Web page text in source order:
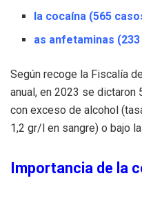
la cocaína (565
as anfetaminas
Según recoge la Fiscalía
anual, en 2023 se
con exceso de alcohol
1,2 gr/l en sangre) o bajo
Importancia de la